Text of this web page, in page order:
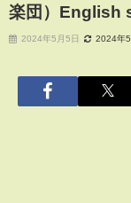
楽団）English
2024年5月5日 2024年5